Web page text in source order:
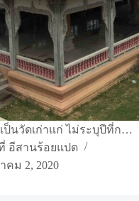
ป็นวัดเก่าแก่ ไม่ระบุปีที่ก…
อีสานร้อยแปด
คม 2, 2020